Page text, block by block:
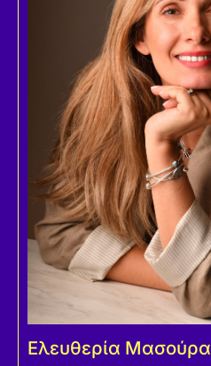
Ελευθερία Μασούρα